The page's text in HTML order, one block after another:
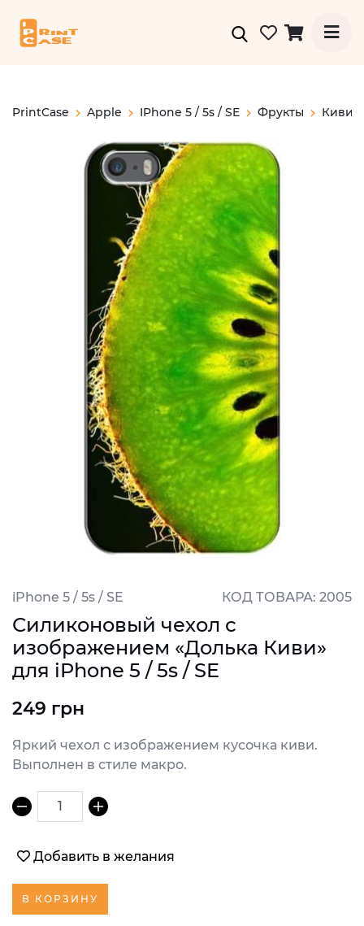
PrintCase Apple IPhone 5 / 5s / SE Фрукты Киви
iPhone 5 / 5s / SE КОД ТОВАРА: 2005
Силиконовый чехол с
изображением «Долька Киви»
для iPhone 5 / 5s / SE
249 грн
Яркий чехол с изображением кусочка киви.
Выполнен в стиле макро.
1
Добавить в желания
В КОРЗИНУ